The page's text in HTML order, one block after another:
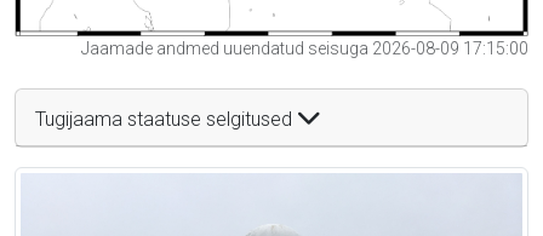
Jaamade andmed uuendatud seisuga 2026-08-09 17:15:00
Tugijaama staatuse selgitused